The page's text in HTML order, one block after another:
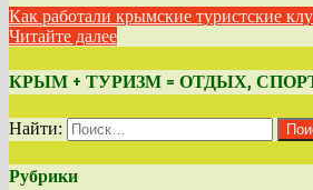
Как работали крымские туристские
Читайте далее
КРЫМ + ТУРИЗМ = ОТДЫХ,
Найти:
Рубрики